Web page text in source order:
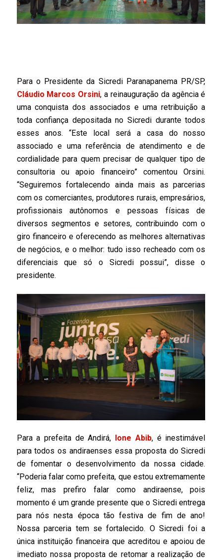
Para o Presidente da Sicredi Paranapanema PR/SP,
Cláudio Marcos Orsini, a reinauguração da agência é
uma conquista dos associados e uma retribuição a
toda confiança depositada no Sicredi durante todos
esses anos. “Este local será a casa do nosso
associado e uma referência de atendimento e de
cordialidade para quem precisar de qualquer tipo de
consultoria ou apoio financeiro” comentou Orsini.
“Seguiremos fortalecendo ainda mais as parcerias
com os comerciantes, produtores rurais, empresários,
profissionais autônomos e pessoas físicas de
diversos segmentos e setores, contribuindo com o
giro financeiro e oferecendo as melhores alternativas
de negócios, e o melhor: tudo isso recheado com os
diferenciais que só o Sicredi possui”, disse o
presidente.
Para a prefeita de Andirá, Ione Abib, é inestimável
para todos os andiraenses essa proposta do Sicredi
de fomentar o desenvolvimento da nossa cidade.
“Poderia falar como prefeita, que estou extremamente
feliz, mas prefiro falar como andiraense, pois
momento é um grande presente que o Sicredi entrega
para nós nesta época tão festiva de fim de ano!
Nossa parceria tem se fortalecido. O Sicredi foi a
única instituição financeira que acreditou e apoiou de
imediato nossa proposta de retomar a realização de